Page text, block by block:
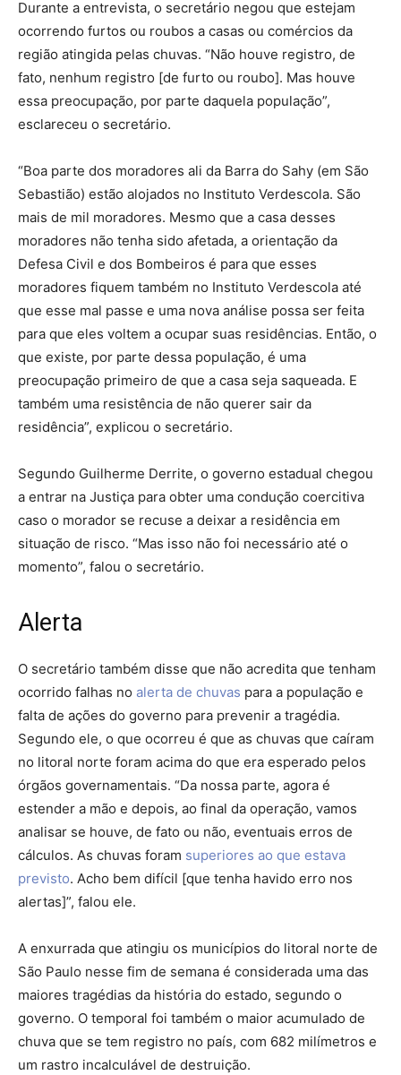
Durante a entrevista, o secretário negou que estejam
ocorrendo furtos ou roubos a casas ou comércios da
região atingida pelas chuvas. “Não houve registro, de
fato, nenhum registro [de furto ou roubo]. Mas houve
essa preocupação, por parte daquela população”,
esclareceu o secretário.
“Boa parte dos moradores ali da Barra do Sahy (em São
Sebastião) estão alojados no Instituto Verdescola. São
mais de mil moradores. Mesmo que a casa desses
moradores não tenha sido afetada, a orientação da
Defesa Civil e dos Bombeiros é para que esses
moradores fiquem também no Instituto Verdescola até
que esse mal passe e uma nova análise possa ser feita
para que eles voltem a ocupar suas residências. Então, o
que existe, por parte dessa população, é uma
preocupação primeiro de que a casa seja saqueada. E
também uma resistência de não querer sair da
residência”, explicou o secretário.
Segundo Guilherme Derrite, o governo estadual chegou
a entrar na Justiça para obter uma condução coercitiva
caso o morador se recuse a deixar a residência em
situação de risco. “Mas isso não foi necessário até o
momento”, falou o secretário.
Alerta
O secretário também disse que não acredita que tenham
ocorrido falhas no alerta de chuvas para a população e
falta de ações do governo para prevenir a tragédia.
Segundo ele, o que ocorreu é que as chuvas que caíram
no litoral norte foram acima do que era esperado pelos
órgãos governamentais. “Da nossa parte, agora é
estender a mão e depois, ao final da operação, vamos
analisar se houve, de fato ou não, eventuais erros de
cálculos. As chuvas foram superiores ao que estava
previsto. Acho bem difícil [que tenha havido erro nos
alertas]”, falou ele.
A enxurrada que atingiu os municípios do litoral norte de
São Paulo nesse fim de semana é considerada uma das
maiores tragédias da história do estado, segundo o
governo. O temporal foi também o maior acumulado de
chuva que se tem registro no país, com 682 milímetros e
um rastro incalculável de destruição.